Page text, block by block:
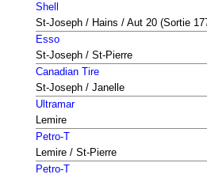
Shell
St-Joseph / Hains / Aut 20 (Sortie
Esso
St-Joseph / St-Pierre
Canadian Tire
St-Joseph / Janelle
Ultramar
Lemire
Petro-T
Lemire / St-Pierre
Petro-T